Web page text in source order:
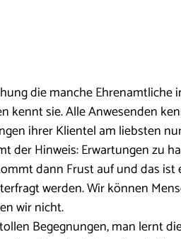
die manche Ehrenamtliche
kennt sie. Alle Anwesenden
ihrer Klientel am liebsten
der Hinweis: Erwartungen zu
dann Frust auf und das
werden. Wir können
wir nicht.
Begegnungen, man lernt